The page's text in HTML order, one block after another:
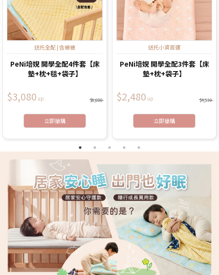
送托全配 | 含被被
PeNi培婗 開學全配4件套【床
墊+枕+毯+袋子】
$3,080 $6,688
立即搶購
送托小資首選
PeNi培婗 開學全配3件套【床
墊+枕+袋子】
$2,480 $4,539
立即搶購